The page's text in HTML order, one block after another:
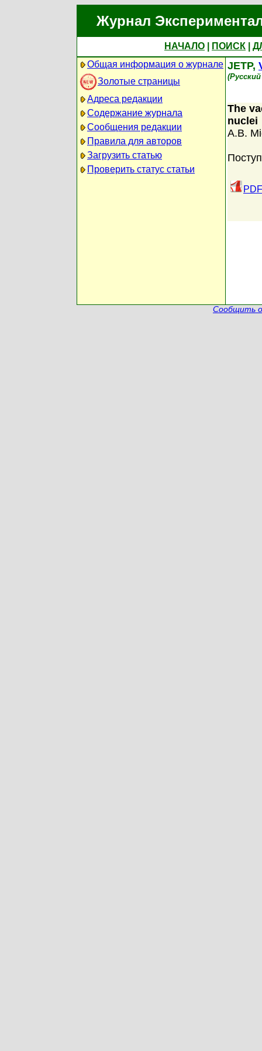
Журнал
НАЧАЛО ПОИСК
Общая информация о журнале
Золотые страницы
Адреса редакции
Содержание журнала
Сообщения редакции
Правила для авторов
Загрузить статью
Проверить статус статьи
JETP,
The
nuclei
A.B.
Сообщить о